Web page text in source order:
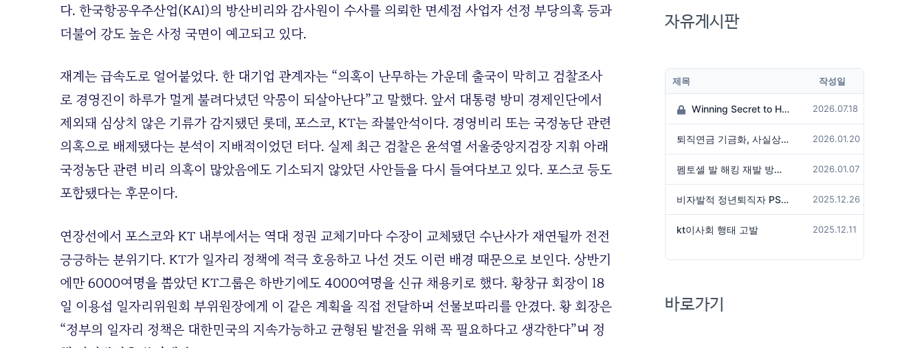
다. 한국항공우주산업(KAI)의 방산비리와 감사원이 수사를 의뢰한 면세점 사업자 선정 부당의혹 등과
더불어 강도 높은 사정 국면이 예고되고 있다.
재계는 급속도로 얼어붙었다. 한 대기업 관계자는 “의혹이 난무하는 가운데 출국이 막히고 검찰조사
로 경영진이 하루가 멀게 불려다녔던 악몽이 되살아난다”고 말했다. 앞서 대통령 방미 경제인단에서
제외돼 심상치 않은 기류가 감지됐던 롯데, 포스코, KT는 좌불안석이다. 경영비리 또는 국정농단 관련
의혹으로 배제됐다는 분석이 지배적이었던 터다. 실제 최근 검찰은 윤석열 서울중앙지검장 지휘 아래
국정농단 관련 비리 의혹이 많았음에도 기소되지 않았던 사안들을 다시 들여다보고 있다. 포스코 등도
포함됐다는 후문이다.
연장선에서 포스코와 KT 내부에서는 역대 정권 교체기마다 수장이 교체됐던 수난사가 재연될까 전전
긍긍하는 분위기다. KT가 일자리 정책에 적극 호응하고 나선 것도 이런 배경 때문으로 보인다. 상반기
에만 6000여명을 뽑았던 KT그룹은 하반기에도 4000여명을 신규 채용키로 했다. 황창규 회장이 18
일 이용섭 일자리위원회 부위원장에게 이 같은 계획을 직접 전달하며 선물보따리를 안겼다. 황 회장은
“정부의 일자리 정책은 대한민국의 지속가능하고 균형된 발전을 위해 꼭 필요하다고 생각한다”며 정
자유게시판
제목 작성일
Winning Secret to Hit the Jackpot! 2026.07.18
퇴직연금 기금화, 사실상 국가가 관리하겠다는 것인가? 2026.01.20
펨토셀 발 해킹 재발 방지 위해서는 2026.01.07
비자발적 정년퇴직자 PS성과급 미지급은 임금체불 아닌가? 2025.12.26
kt이사회 행태 고발 2025.12.11
바로가기